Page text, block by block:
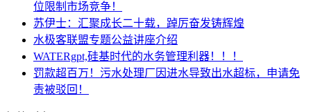
位限制市场竞争！
苏伊士：汇聚成长二十载，踔厉奋发铸辉煌
水极客联盟专题公益讲座介绍
WATERgpt,硅基时代的水务管理利器！！！
罚款超百万！污水处理厂因进水导致出水超标，申请免
责被驳回！